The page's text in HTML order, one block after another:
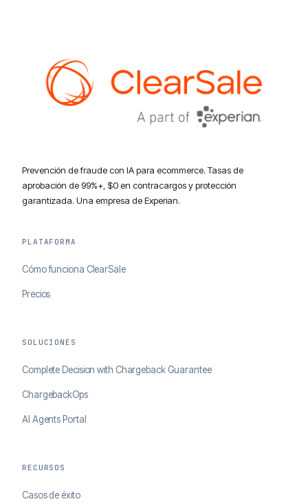
Prevención de fraude con IA para ecommerce. Tasas de
aprobación de 99%+, $0 en contracargos y protección
garantizada. Una empresa de Experian.
PLATAFORMA
Cómo funciona ClearSale
Precios
SOLUCIONES
Complete Decision with Chargeback Guarantee
ChargebackOps
AI Agents Portal
RECURSOS
Casos de éxito